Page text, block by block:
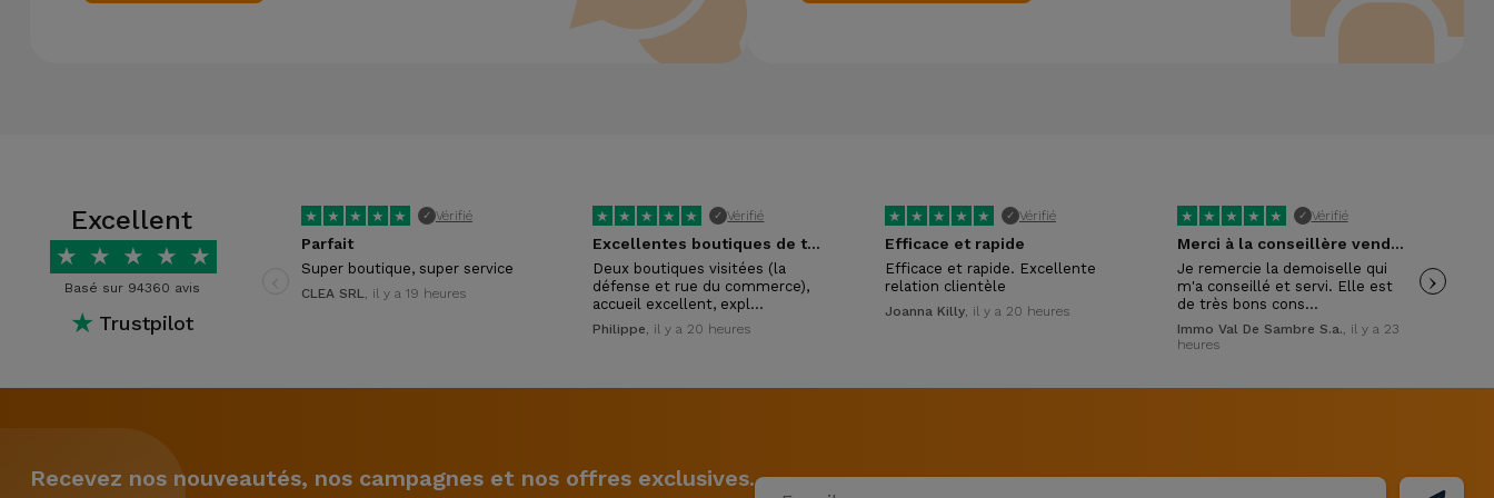
Excellent
★ ★ ★ ★ ★
Basé sur 94360 avis
★ Trustpilot
★ ★ ★ ★ ★ ✓ Vérifié
Parfait
Super boutique, super service
CLEA SRL, il y a 19 heures
★ ★ ★ ★ ★ ✓ Vérifié
Excellentes boutiques de téléphonie reconditionnée
Deux boutiques visitées (la
défense et rue du commerce),
accueil excellent, expl…
Philippe, il y a 20 heures
★ ★ ★ ★ ★ ✓ Vérifié
Efficace et rapide
Efficace et rapide. Excellente
relation clientèle
Joanna Killy, il y a 20 heures
★ ★ ★ ★ ★ ✓ Vérifié
Merci à la conseillère vendeuse
Je remercie la demoiselle qui
m'a conseillé et servi. Elle est
de très bons cons…
Immo Val De Sambre S.a., il y a 23
heures
›
Recevez nos nouveautés, nos campagnes et nos offres exclusives.